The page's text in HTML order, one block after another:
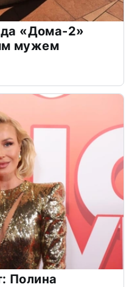
«Дома-2»
мужем
Полина